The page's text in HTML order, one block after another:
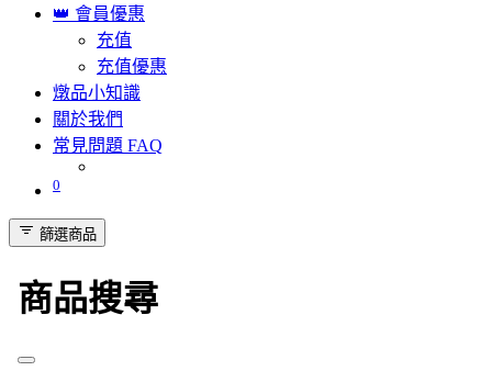
👑 會員優惠
充值
充值優惠
燉品小知識
關於我們
常見問題 FAQ
0
篩選商品
商品搜尋